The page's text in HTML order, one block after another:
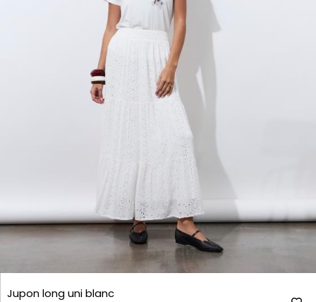
Jupon long uni blanc